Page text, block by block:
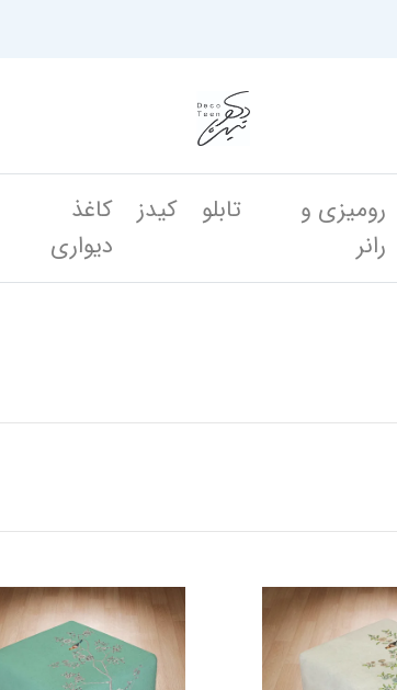
رومیزی و
رانر
تابلو کیدز
کاغذ
دیواری